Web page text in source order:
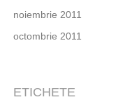
noiembrie 2011
octombrie 2011
ETICHETE